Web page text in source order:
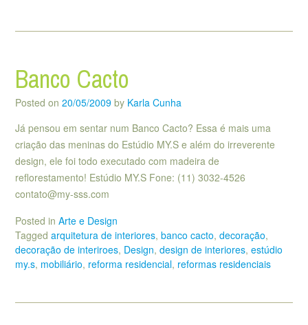
Banco Cacto
Posted on 20/05/2009 by Karla Cunha
Já pensou em sentar num Banco Cacto? Essa é mais uma
criação das meninas do Estúdio MY.S e além do irreverente
design, ele foi todo executado com madeira de
reflorestamento! Estúdio MY.S Fone: (11) 3032-4526
contato@my-sss.com
Posted in Arte e Design
Tagged arquitetura de interiores, banco cacto, decoração,
decoração de interiroes, Design, design de interiores, estúdio
my.s, mobiliário, reforma residencial, reformas residenciais